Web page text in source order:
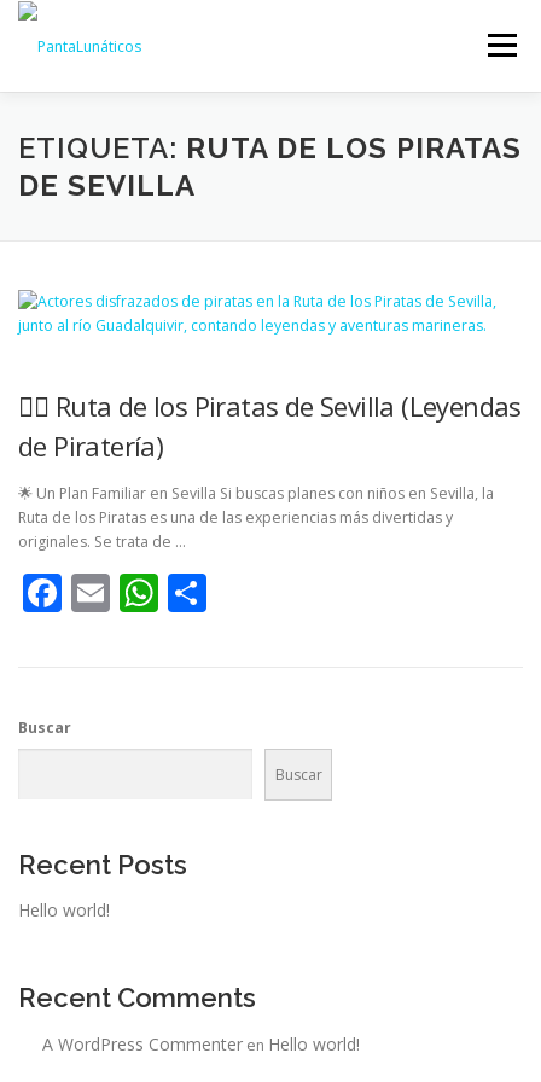
Saltar
contenido
Menú
INICIO EXPERIENCIAS QUIENES SOMOS
CONTACTO
ETIQUETA: RUTA DE LOS PIRATAS
DE SEVILLA
🏴‍☠️ Ruta de los Piratas de Sevilla (Leyendas
de Piratería)
🌟 Un Plan Familiar en Sevilla Si buscas planes con niños en Sevilla, la
Ruta de los Piratas es una de las experiencias más divertidas y
originales. Se trata de …
Facebook
EmailWhatsApp
Buscar
Buscar
Recent Posts
Hello world!
Recent Comments
A WordPress Commenter en Hello world!